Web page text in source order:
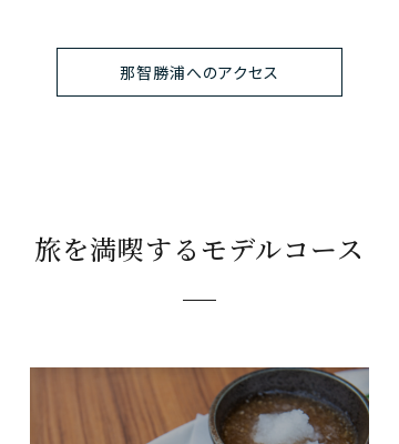
那智勝浦へのアクセス
旅を満喫するモデルコース